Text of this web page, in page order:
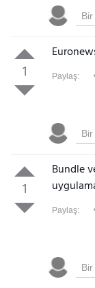
1 Paylaş:
1
Bundle
Paylaş: